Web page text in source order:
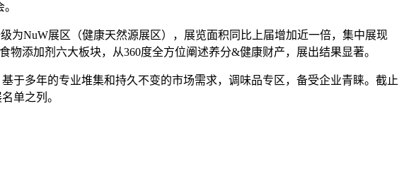
NuW展区（健康天然源展区），展览面积同比上届增加近一倍，集中展现
添加剂六大板块，从360度全方位阐述养分&健康财产，展出结果显著。
多年的专业堆集和持久不变的市场需求，调味品专区，备受企业青睐。截止
单之列。